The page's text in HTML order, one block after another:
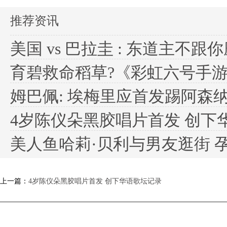
推荐资讯
美国 vs 巴拉圭 : 东道主不跟
育碧救命稻草?《彩虹六号手游》国
姆巴佩: 埃梅里应首发踢阿森纳,
4岁陈仪朵黑胶唱片首发 创下
美人鱼哈莉·贝利与男友逛街
上一篇： 4岁陈仪朵黑胶唱片首发 创下华语歌坛记录